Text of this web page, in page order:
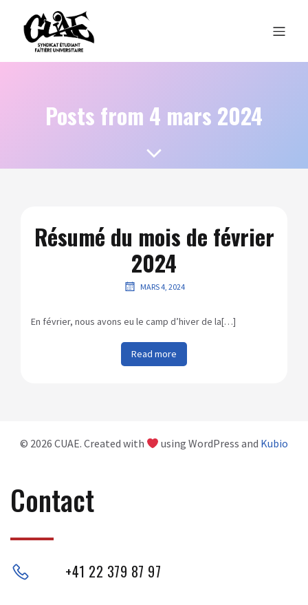
Posts from 4 mars 2024
Résumé du mois de février
2024
MARS 4, 2024
En février, nous avons eu le camp d’hiver de la[…]
Read more
© 2026 CUAE. Created with using WordPress and Kubio
Contact
+41 22 379 87 97